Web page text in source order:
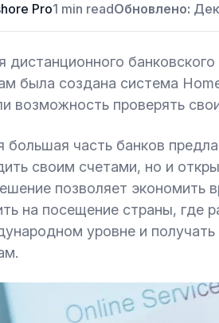
Pro1 min readОбновлено:
дистанционного
была создана система
возможность проверять
большая часть банков
своим счетами, но и
позволяет экономить
на посещение страны, где
уровне и